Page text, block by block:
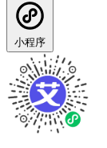
小程序